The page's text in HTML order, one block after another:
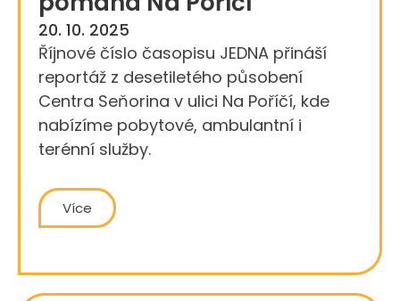
20. 10. 2025
Říjnové číslo časopisu JEDNA přináší
reportáž z desetiletého působení
Centra Seňorina v ulici Na Poříčí, kde
nabízíme pobytové, ambulantní i
terénní služby.
Více